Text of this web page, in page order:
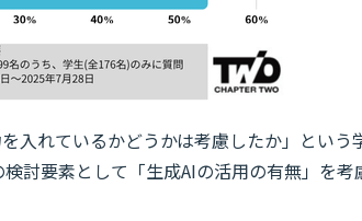
入れているかどうかは考慮したか」という
討要素として「生成AIの活用の有無」を考